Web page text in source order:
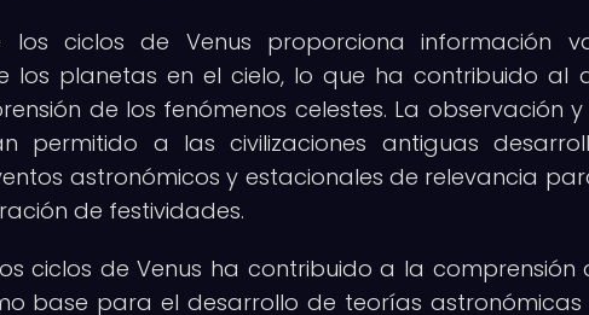
los ciclos de Venus proporciona información
los planetas en el cielo, lo que ha contribuido al
de los fenómenos celestes. La observación
permitido a las civilizaciones antiguas
astronómicos y estacionales de relevancia
de festividades.
ciclos de Venus ha contribuido a la
base para el desarrollo de teorías